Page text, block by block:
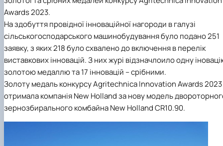
Mentoring of master's students of the ONP
Successful certification of master's
in the specialty 208 "Agricultur…
Students’ and teachers’ success in COPILOT
Digital Twins Open Lecture
3D Visualization and Urban Design lecture
Future engineers completed AI-referred
within the COPILOT project
Modern Applications and Services Practical
Workshop lecture
Awards 2023.
На здобуття провідної інноваційної нагороди в галузі
сільськогосподарського машинобудування було подано 251
заявку, з яких 218 було схвалено до включення в перелік
виставкових інновацій. З них журі відзначлоило одну
золотою медаллю та 17 інновацій – срібними.
Золоту медаль конкурсу Agritechnica Innovation Awards 2023
отримала компанія New Holland за нову модель
зернозбирального комбайна New Holland CR10.90.